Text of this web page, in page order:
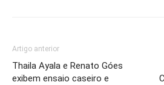
Artigo anterior
Thaila Ayala e Renato Góes
exibem ensaio caseiro e